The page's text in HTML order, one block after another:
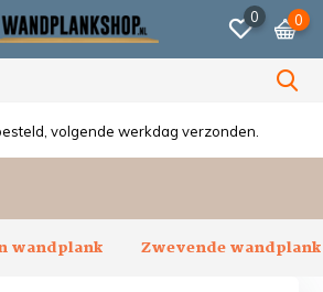
0 0
volgende werkdag verzonden.
wandplank Zwevende wandplank